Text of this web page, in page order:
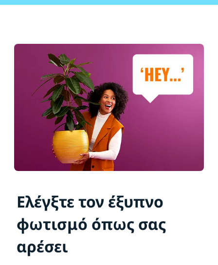
Ελέγξτε τον έξυπνο
φωτισμό όπως σας
αρέσει